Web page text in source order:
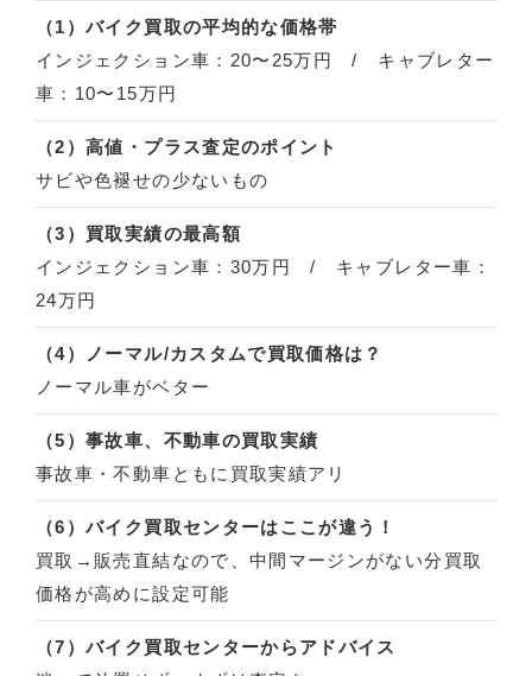
（1）バイク買取の平均的な価格帯
インジェクション車：20〜25万円 / キャブレター
車：10〜15万円
（2）高値・プラス査定のポイント
サビや色褪せの少ないもの
（3）買取実績の最高額
インジェクション車：30万円 / キャブレター車：
24万円
（4）ノーマル/カスタムで買取価格は？
ノーマル車がベター
（5）事故車、不動車の買取実績
事故車・不動車ともに買取実績アリ
（6）バイク買取センターはここが違う！
買取→販売直結なので、中間マージンがない分買取
価格が高めに設定可能
（7）バイク買取センターからアドバイス